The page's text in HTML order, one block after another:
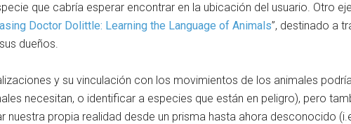
que cabría esperar encontrar en la ubicación del usuario. Otro
Doctor Dolittle: Learning the Language of Animals”, destinado a
dueños.
y su vinculación con los movimientos de los animales
necesitan, o identificar a especies que están en peligro), pero
nuestra propia realidad desde un prisma hasta ahora desconocido